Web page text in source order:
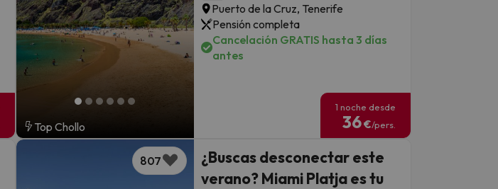
Top Chollo
Puerto de la Cruz, Tenerife
Pensión completa
Cancelación GRATIS hasta 3 días
antes
1 noche desde
36€/pers.
807
¿Buscas desconectar este
verano? Miami Platja es tu